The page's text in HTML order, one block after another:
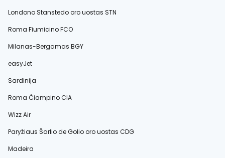
Londono Stanstedo oro uostas STN
Roma Fiumicino FCO
Milanas-Bergamas BGY
easyJet
Sardinija
Roma Čiampino CIA
Wizz Air
Paryžiaus Šarlio de Golio oro uostas CDG
Madeira